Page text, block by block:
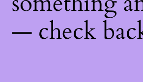
— check